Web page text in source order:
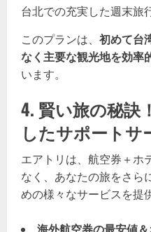
台北での充実した週末旅
このプランは、 初めて台
なく主要な観光地を効率
います。
4. 賢い旅の秘訣
したサポートサ
エアトリは、航空券＋ホ
なく、あなたの旅をさら
めの様々なサービスを提